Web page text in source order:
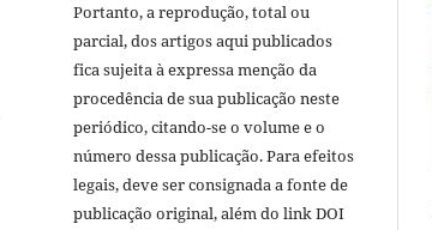
Portanto, a reprodução, total ou
parcial, dos artigos aqui publicados
fica sujeita à expressa menção da
procedência de sua publicação neste
periódico, citando-se o volume e o
número dessa publicação. Para efeitos
legais, deve ser consignada a fonte de
publicação original, além do link DOI